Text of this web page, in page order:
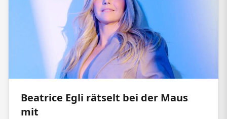
Beatrice Egli rätselt bei der Maus
mit